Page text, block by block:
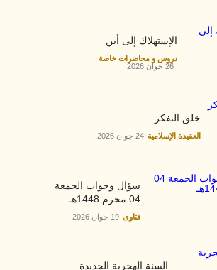
الإستهلاك إلى أين
دروس و محاضرات خاصة
26 جوان 2026
خلق التفكر
العقيدة الإسلامية 24 جوان 2026
سؤال وجواب الجمعة
04 محرم 1448هـ
فتاوى 19 جوان 2026
السنة الهجرية الجديدة